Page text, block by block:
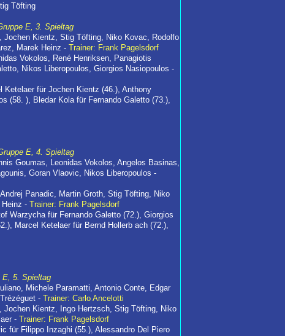
Töfting
E, 3. Spieltag
Jochen Kientz, Stig Töfting, Niko Kovac, Rodolfo
Marek Heinz - Trainer: Frank Pagelsdorf
Vokolos, René Henriksen, Panagiotis
Nikos Liberopoulos, Giorgios Nasiopoulos -
Ketelaer für Jochen Kientz (46.), Anthony
(58. ), Bledar Kola für Fernando Galetto (73.),
E, 4. Spieltag
Goumas, Leonidas Vokolos, Angelos Basinas,
Goran Vlaovic, Nikos Liberopoulos -
Panadic, Martin Groth, Stig Töfting, Niko
- Trainer: Frank Pagelsdorf
Warzycha für Fernando Galetto (72.), Giorgios
Marcel Ketelaer für Bernd Hollerb ach (72.),
E, 5. Spieltag
Michele Paramatti, Antonio Conte, Edgar
- Trainer: Carlo Ancelotti
Jochen Kientz, Ingo Hertzsch, Stig Töfting, Niko
- Trainer: Frank Pagelsdorf
für Filippo Inzaghi (55.), Alessandro Del Piero